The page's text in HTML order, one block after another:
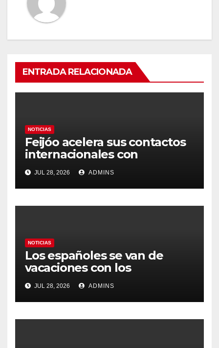
ENTRADA RELACIONADA
NOTICIAS
Feijóo acelera sus contactos
internacionales con
Latinoamérica como socio
prioritario en su agenda de
gobierno
JUL 28, 2026 ADMINS
NOTICIAS
Los españoles se van de
vacaciones con los
carburantes hasta un 21%
más caros que el año pasado
y los hoteles disparados
JUL 28, 2026 ADMINS